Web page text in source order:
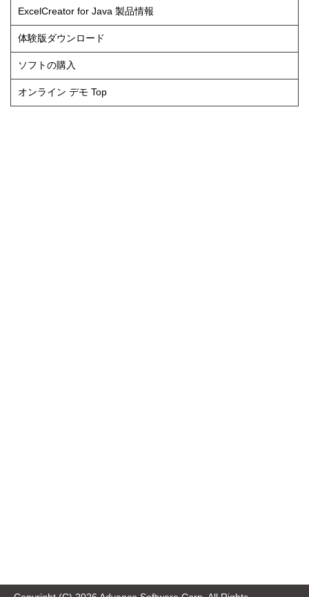
ExcelCreator for Java 製品情報
体験版ダウンロード
ソフトの購入
オンライン デモ Top